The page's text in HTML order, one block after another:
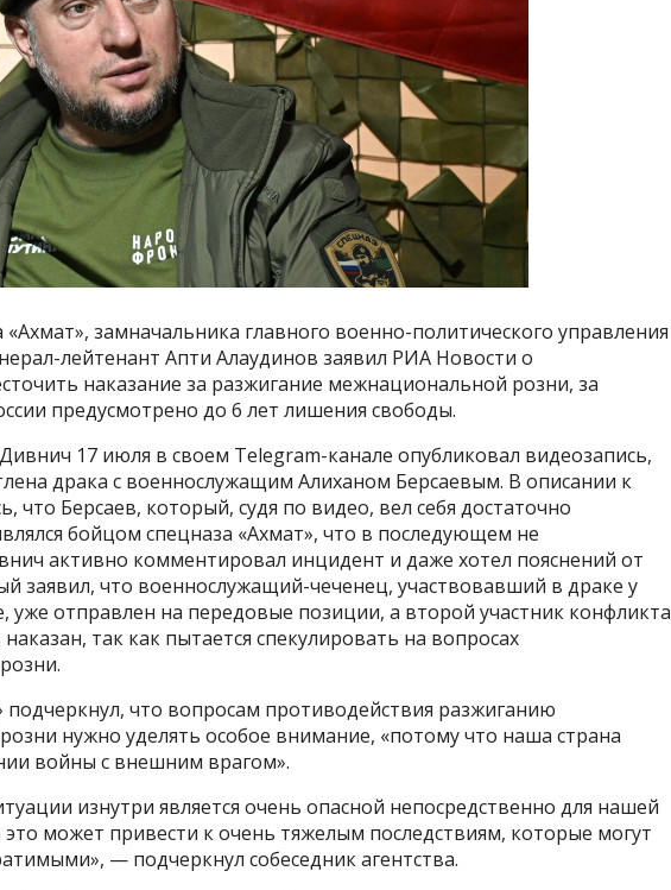
замначальника главного военно-политического управления
лейтенант Апти Алаудинов заявил РИА Новости о
наказание за разжигание межнациональной розни, за
предусмотрено до 6 лет лишения свободы.
17 июля в своем Telegram-канале опубликовал видеозапись,
драка с военнослужащим Алиханом Берсаевым. В описании к
что Берсаев, который, судя по видео, вел себя достаточно
бойцом спецназа «Ахмат», что в последующем не
активно комментировал инцидент и даже хотел пояснений от
заявил, что военнослужащий-чеченец, участвовавший в драке у
уже отправлен на передовые позиции, а второй участник конфликта
так как пытается спекулировать на вопросах
что вопросам противодействия разжиганию
нужно уделять особое внимание, «потому что наша страна
войны с внешним врагом».
изнутри является очень опасной непосредственно для нашей
может привести к очень тяжелым последствиям, которые могут
— подчеркнул собеседник агентства.